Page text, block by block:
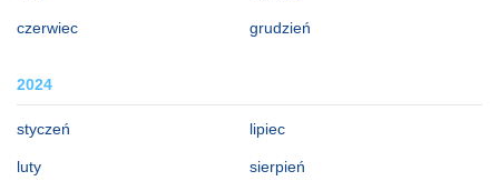
czerwiec grudzień
2024
styczeń
luty
lipiec
sierpień